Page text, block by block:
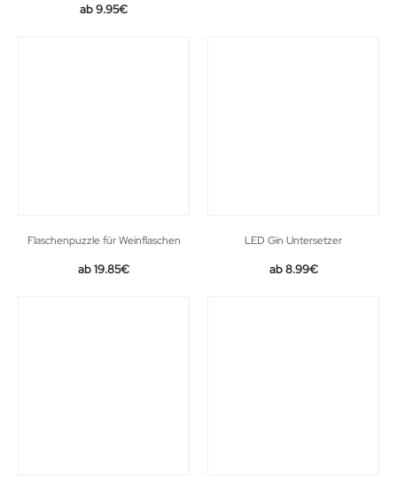
9.95€
Flaschenpuzzle für Weinflaschen
19.85€
LED Gin Untersetzer
8.99€